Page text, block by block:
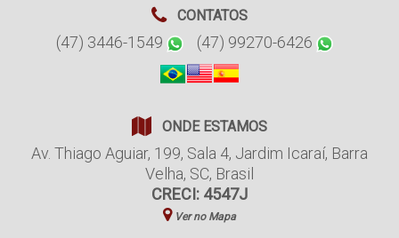
CONTATOS
(47) 3446-1549 (47) 99270-6426
ONDE ESTAMOS
Av. Thiago Aguiar, 199, Sala 4, Jardim Icaraí, Barra
Velha, SC, Brasil
CRECI: 4547J
Ver no Mapa